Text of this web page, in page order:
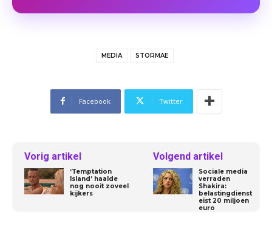
MEDIA STORMAE
Facebook Twitter
Vorig artikel
‘Temptation
Island’ haalde
nog nooit zoveel
kijkers
Volgend artikel
Sociale media
verraden
Shakira:
belastingdienst
eist 20 miljoen
euro